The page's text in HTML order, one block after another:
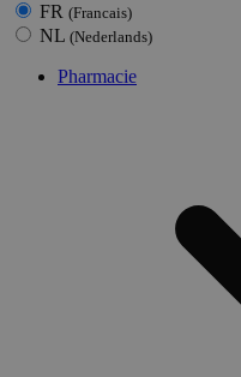
FR (Francais)
NL (Nederlands)
Pharmacie